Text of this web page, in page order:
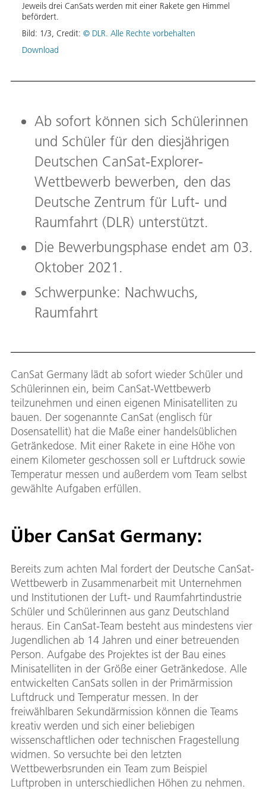
Jeweils drei CanSats werden mit einer Rakete gen Himmel
befördert.
Bild: 1/3, Credit: © DLR. Alle Rechte vorbehalten
Download
Ab sofort können sich Schülerinnen
und Schüler für den diesjährigen
Deutschen CanSat-Explorer-
Wettbewerb bewerben, den das
Deutsche Zentrum für Luft- und
Raumfahrt (DLR) unterstützt.
Die Bewerbungsphase endet am 03.
Oktober 2021.
Schwerpunke: Nachwuchs,
Raumfahrt
CanSat Germany lädt ab sofort wieder Schüler und
Schülerinnen ein, beim CanSat-Wettbewerb
teilzunehmen und einen eigenen Minisatelliten zu
bauen. Der sogenannte CanSat (englisch für
Dosensatellit) hat die Maße einer handelsüblichen
Getränkedose. Mit einer Rakete in eine Höhe von
einem Kilometer geschossen soll er Luftdruck sowie
Temperatur messen und außerdem vom Team selbst
gewählte Aufgaben erfüllen.
Über CanSat Germany:
Bereits zum achten Mal fordert der Deutsche CanSat-
Wettbewerb in Zusammenarbeit mit Unternehmen
und Institutionen der Luft- und Raumfahrtindustrie
Schüler und Schülerinnen aus ganz Deutschland
heraus. Ein CanSat-Team besteht aus mindestens vier
Jugendlichen ab 14 Jahren und einer betreuenden
Person. Aufgabe des Projektes ist der Bau eines
Minisatelliten in der Größe einer Getränkedose. Alle
entwickelten CanSats sollen in der Primärmission
Luftdruck und Temperatur messen. In der
freiwählbaren Sekundärmission können die Teams
kreativ werden und sich einer beliebigen
wissenschaftlichen oder technischen Fragestellung
widmen. So versuchte bei den letzten
Wettbewerbsrunden ein Team zum Beispiel
Luftproben in unterschiedlichen Höhen zu nehmen.